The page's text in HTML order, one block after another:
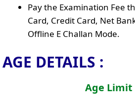
Pay the Examination Fee
Card, Credit Card, Net
Offline E Challan Mode.
AGE DETAILS :
Age Limit